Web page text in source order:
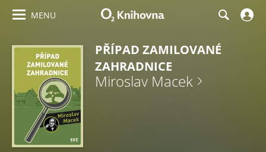
MENU
PŘÍPAD ZAMILOVANÉ
ZAHRADNICE
Miroslav Macek